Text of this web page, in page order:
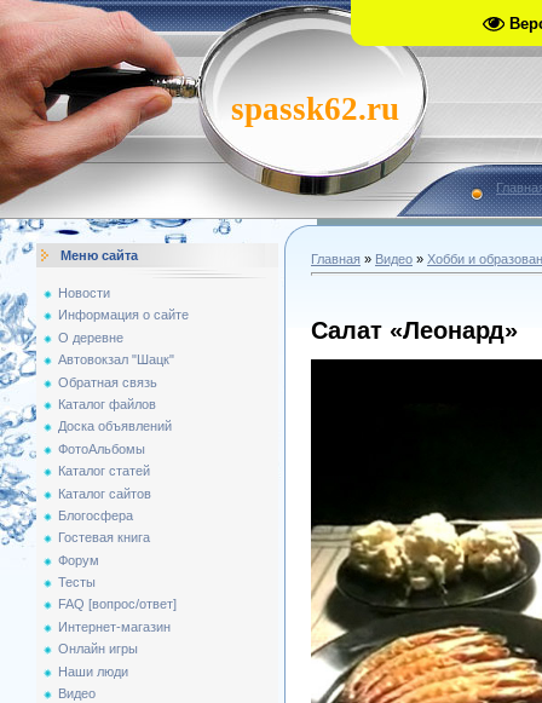
spassk62.ru
Меню сайта
Новости
Информация о сайте
О деревне
Автовокзал "Шацк"
Обратная связь
Каталог файлов
Доска объявлений
ФотоАльбомы
Каталог статей
Каталог сайтов
Блогосфера
Гостевая книга
Форум
Тесты
FAQ [вопрос/ответ]
Интернет-магазин
Онлайн игры
Наши люди
Видео
Главная » Видео » Хобби и
Салат «Леонард»